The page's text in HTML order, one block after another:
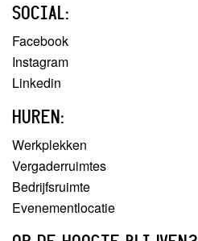
SOCIAL:
Facebook
Instagram
Linkedin
HUREN:
Werkplekken
Vergaderruimtes
Bedrijfsruimte
Evenementlocatie